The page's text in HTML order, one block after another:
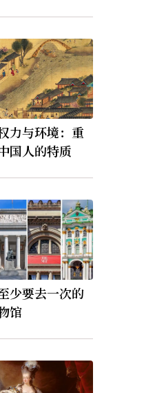
力与环境：重
国人的特质
少要去一次的
馆